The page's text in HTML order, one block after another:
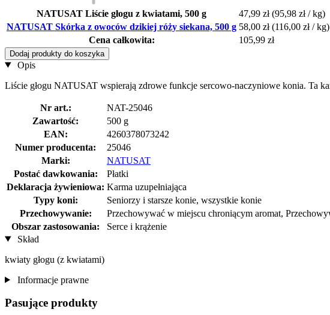
NATUSAT Liście głogu z kwiatami, 500 g 47,99 zł (95,98 zł / kg)
NATUSAT Skórka z owoców dzikiej róży siekana, 500 g 58,00 zł (116,00 zł / kg)
Cena całkowita:
105,99 zł
Dodaj produkty do koszyka
Opis
Liście głogu NATUSAT wspierają zdrowe funkcje sercowo-naczyniowe konia. Ta
Nr art.:
NAT-25046
Zawartość:
500 g
EAN:
4260378073242
Numer producenta:
25046
Marki:
NATUSAT
Postać dawkowania:
Płatki
Deklaracja żywieniowa: Karma uzupełniająca
Typy koni:
Seniorzy i starsze konie, wszystkie konie
Przechowywanie:
Przechowywać w miejscu chroniącym aromat,
Obszar zastosowania:
Serce i krążenie
Skład
kwiaty głogu (z kwiatami)
Informacje prawne
Pasujące produkty